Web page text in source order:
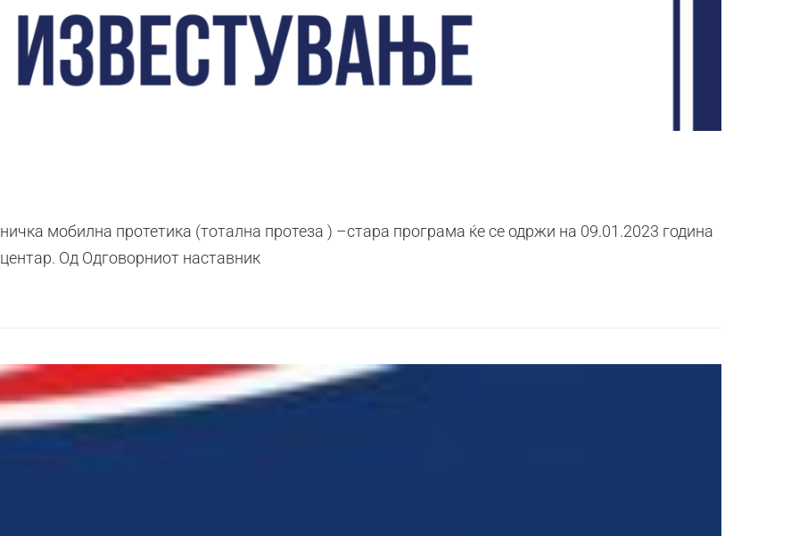
мобилна протетика (тотална протеза ) –стара програма ќе се одржи на 09.01.2023 година
Од Одговорниот наставник